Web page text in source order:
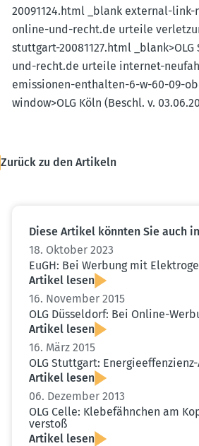
20091124.html _blank external-link-
online-​und-​recht.​de urteile
stuttgart-20081127.html
und-​recht.​de urteile internet-
emissionen-enthalten-6-w-60-09-
window>OLG Köln (Beschl. v.
Zurück zu den Artikeln
Diese Artikel könnten Sie auch
18. Oktober 2023
EuGH: Bei Werbung mit
Artikel lesen
16. November 2015
OLG Düsseldorf: Bei Online-
Artikel lesen
16. März 2015
OLG Stuttgart:
Artikel lesen
06. Dezember 2013
OLG Celle: Klebe­f­ähnchen am
verstoß
Artikel lesen